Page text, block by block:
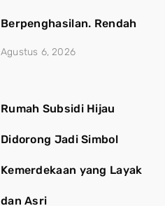
Berpenghasilan. Rendah
Agustus 6, 2026
Rumah Subsidi Hijau
Didorong Jadi Simbol
Kemerdekaan yang Layak
dan Asri